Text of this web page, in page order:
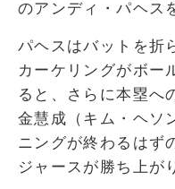
のアンディ・パヘス
パヘスはバットを折
カーケリングがボー
ると、さらに本塁へ
金慧成（キム・ヘソ
ニングが終わるはず
ジャースが勝ち上が